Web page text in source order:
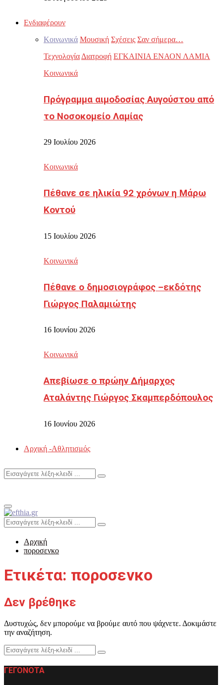
Ενδιαφέρουν
Κοινωνικά Μουσική Σχέσεις Σαν σήμερα…
Τεχνολογία Διατροφή ΕΓΚΑΙΝΙΑ ΕΝΑΟΝ ΛΑΜΙΑ
Κοινωνικά
Πρόγραμμα αιμοδοσίας Αυγούστου από
το Νοσοκομείο Λαμίας
29 Ιουλίου 2026
Κοινωνικά
Πέθανε σε ηλικία 92 χρόνων η Μάρω
Κοντού
15 Ιουλίου 2026
Κοινωνικά
Πέθανε ο δημοσιογράφος –εκδότης
Γιώργος Παλαμιώτης
16 Ιουνίου 2026
Κοινωνικά
Απεβίωσε ο πρώην Δήμαρχος
Αταλάντης Γιώργος Σκαμπερδόπουλος
16 Ιουνίου 2026
Αρχική -Αθλητισμός
Search
Search
Primary
Menu
Search
for:
Search
Αρχική
ποροσενκο
Ετικέτα: ποροσενκο
Δεν βρέθηκε
Δυστυχώς, δεν μπορούμε να βρούμε αυτό που ψάχνετε. Δοκιμάστε
την αναζήτηση.
Search
for:
Search
ΓΕΓΟΝΟΤΑ